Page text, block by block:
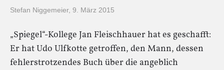
Stefan Niggemeier, 9. März 2015
„Spiegel“-Kollege Jan Fleischhauer hat es geschafft:
Er hat Udo Ulfkotte getroffen, den Mann, dessen
fehlerstrotzendes Buch über die angeblich